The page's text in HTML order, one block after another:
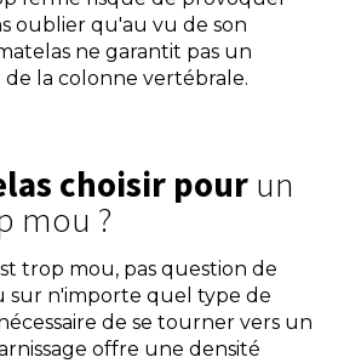
oublier qu'au vu de son
ne garantit pas un
la colonne vertébrale.
choisir pour un
mou ?
trop mou, pas question de
sur n'importe quel type de
de se tourner vers un
offre une densité